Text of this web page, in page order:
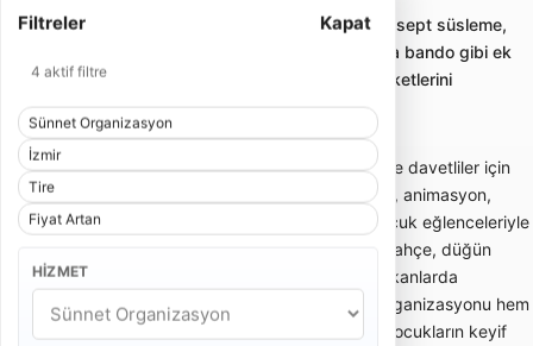
Filtreler Kapat
4 aktif filtre
Sünnet Organizasyon
İzmir
Tire
Fiyat Artan
HIZMET
Sünnet organizasyonu; sünnet tahtı, konsept süsleme,
animasyon, palyaço, müzik, mehter veya bando gibi ek
hizmetlerle çocuklara uygun eğlence paketlerini
Sünnet organizasyonu; sünnet çocuğu ve davetliler için
konsept süsleme, sünnet tahtı, giriş akışı, animasyon,
palyaço, müzik, bando, mehter veya çocuk eğlenceleriyle
planlanan organizasyon hizmetidir. Ev, bahçe, düğün
salonu, otel veya açık alan gibi farklı mekanlarda
uygulanabilir. Doğru planlanan sünnet organizasyonu hem
aile törenini düzenli hale getirir hem de çocukların keyif